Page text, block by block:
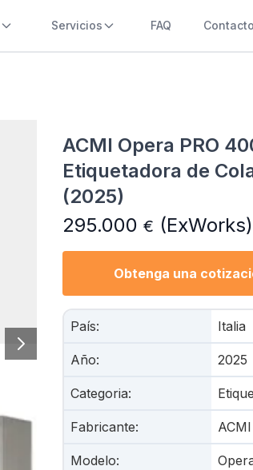
Servicios FAQ Contacto
ACMI Opera PRO
Etiquetadora de
(2025)
295.000 € (ExWorks)
Obtenga una
País: Italia
Año: 2025
Categoria:
Fabricante: ACMI
Modelo: